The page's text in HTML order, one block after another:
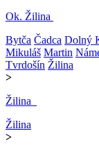
Ok. Žilina
Bytča Čadca Dolný
Mikuláš Martin
Tvrdošín Žilina
>
Žilina
Žilina
>